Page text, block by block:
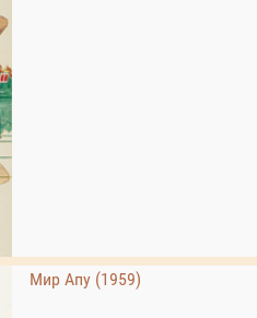
Мир Апу (1959)